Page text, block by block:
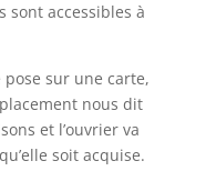
sont accessibles à
sur une carte,
nous dit
et l’ouvrier va
soit acquise.